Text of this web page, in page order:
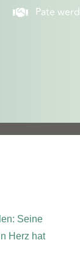
Pate
Seine
Herz hat